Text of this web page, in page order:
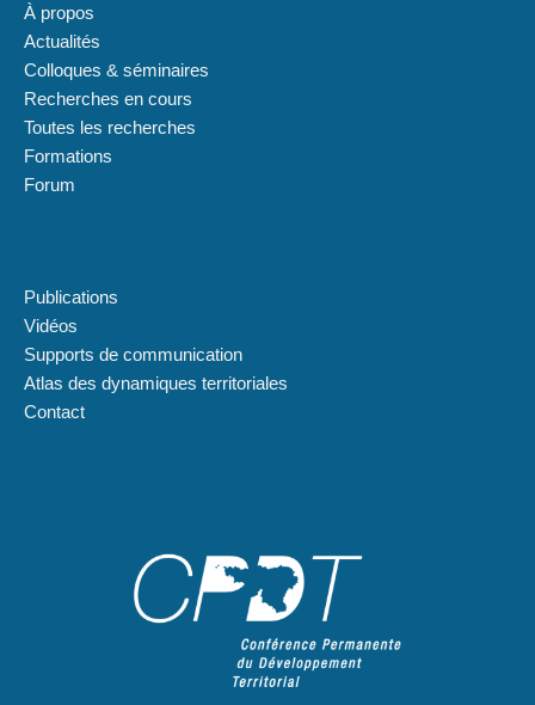
À propos
Actualités
Colloques & séminaires
Recherches en cours
Toutes les recherches
Formations
Forum
Publications
Vidéos
Supports de communication
Atlas des dynamiques territoriales
Contact